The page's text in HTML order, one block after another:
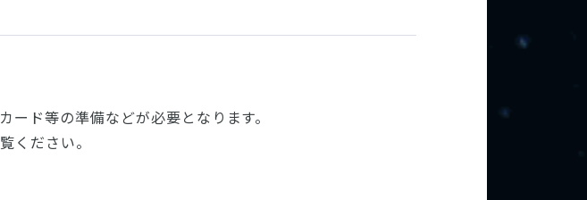
ド等の準備などが必要となります。
ください。